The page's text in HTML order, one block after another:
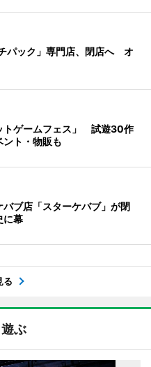
パック」専門店、閉店へ オ
トゲームフェス」 試遊30作
ント・物販も
ブ店「スターケバブ」が閉
に幕
る
ぶ